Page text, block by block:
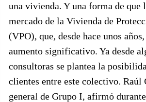
una vivienda. Y una forma de que
mercado de la Vivienda de
(VPO), que, desde hace unos
aumento significativo. Ya desde
consultoras se plantea la
clientes entre este colectivo. Raúl
general de Grupo I, afirmó